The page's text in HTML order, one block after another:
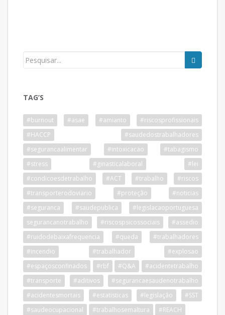
TAG’S
#burnout #asae #amianto
#riscosprofissionais
#HACCP
#saudedostrabalhadores
#segurancaalimentar
#intoxicacao
#tabagismo
#stress
#ginasticalaboral
#lei
#condicoesdetrabalho
#ACT #trabalho
#riscos
#transporterodoviario
#proteção
#noticias
#seguranca
#saudepublica
#legislacaoportuguesa
segurancanotrabalho
#riscospsicossociais
#assedio
#ruidodebaixafrequencia
#queda
#trabalhadores
#incendio
#trabalhador
#explosao
#espaçosconfinados
#rbf #Q&A
#acidentetrabalho
#transporte
#aditivos
#segurancaesaudenotrabalho
#acidentesmortais
#estatisticas #legislação
#SST
#saudeocupacional
#trabalhosemaltura #REACH